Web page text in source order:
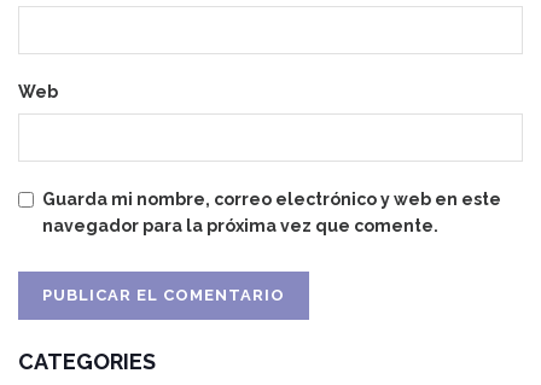
Web
Guarda mi nombre, correo electrónico y web en este
navegador para la próxima vez que comente.
CATEGORIES